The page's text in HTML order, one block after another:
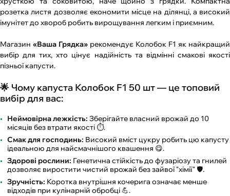
розетка листя дозволяє економити місце на ділянці, а високий
імунітет до хвороб робить вирощування легким і приємним.
Магазин «Ваша Грядка» рекомендує Колобок F1 як найкращий
вибір для тих, хто цінує надійність та відмінні смакові якості
пізньої капусти.
🌟 Чому капуста Колобок F1 50 шт — це топовий
вибір для вас:
Неймовірна лежкість: Зберігайте власний врожай до 10
місяців без втрати якості ⏱️.
Смак для господинь: Високий вміст цукру робить цю капусту
ідеальною для найсмачнішого квашення 😋.
Здорові рослини: Генетична стійкість до фузаріозу та гнилей
дозволяє виростити чистий врожай без зайвої "хімії" 🛡️.
Зручність: Коротка внутрішня кочерига означає менше
відходів при кулінарній обробці 💪.